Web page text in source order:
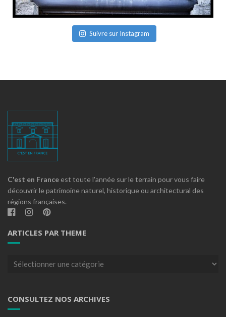
Suivre sur Instagram
C'est en France est toute l'année sur le terrain pour vous faire
découvrir le patrimoine naturel, historique ou architectural des
régions françaises.
ARTICLES PAR THEME
Articles
CONSULTEZ NOS ARCHIVES